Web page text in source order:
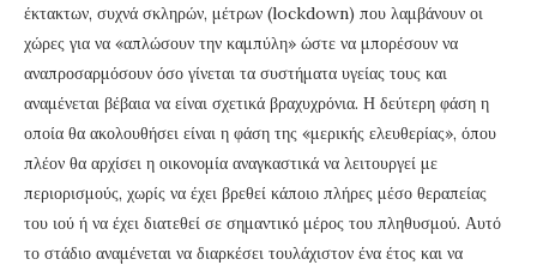
έκτακτων, συχνά σκληρών, μέτρων (lockdown) που λαμβάνουν οι
χώρες για να «απλώσουν την καμπύλη» ώστε να μπορέσουν να
αναπροσαρμόσουν όσο γίνεται τα συστήματα υγείας τους και
αναμένεται βέβαια να είναι σχετικά βραχυχρόνια. Η δεύτερη φάση η
οποία θα ακολουθήσει είναι η φάση της «μερικής ελευθερίας», όπου
πλέον θα αρχίσει η οικονομία αναγκαστικά να λειτουργεί με
περιορισμούς, χωρίς να έχει βρεθεί κάποιο πλήρες μέσο θεραπείας
του ιού ή να έχει διατεθεί σε σημαντικό μέρος του πληθυσμού. Αυτό
το στάδιο αναμένεται να διαρκέσει τουλάχιστον ένα έτος και να